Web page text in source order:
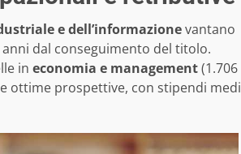
e dell’informazionevantano
dal conseguimento del titolo.
in economia e management(1.706
ottime prospettive, con stipendi medi